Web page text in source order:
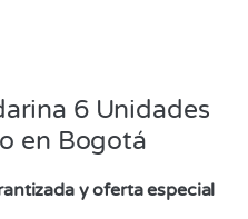
6 Unidades
en Bogotá
y oferta especial